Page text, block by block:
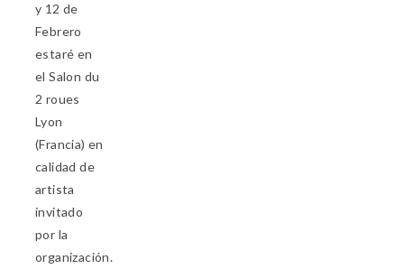
y 12 de
Febrero
estaré en
el Salon du
2 roues
Lyon
(Francia) en
calidad de
artista
invitado
por la
organización.